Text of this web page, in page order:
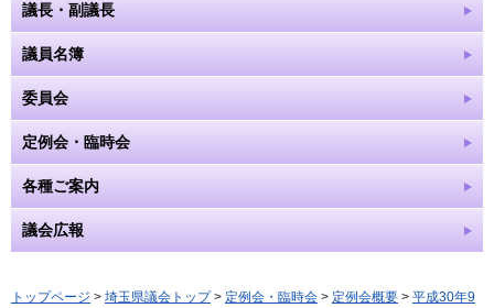
議長・副議長
議員名簿
委員会
定例会・臨時会
各種ご案内
議会広報
トップページ > 埼玉県議会トップ> 定例会・臨時会 > 定例会概要 > 平成30年9